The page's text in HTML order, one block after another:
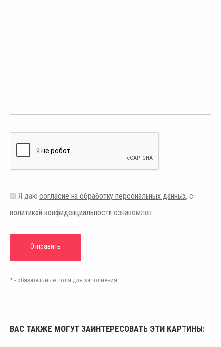
Я даю согласие на обработку персональных данных, с
политикой конфиденциальности ознакомлен
* - обязательные поля для заполнения
ВАС ТАКЖЕ МОГУТ ЗАИНТЕРЕСОВАТЬ ЭТИ КАРТИНЫ: